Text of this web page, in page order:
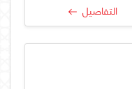
التفاصيل